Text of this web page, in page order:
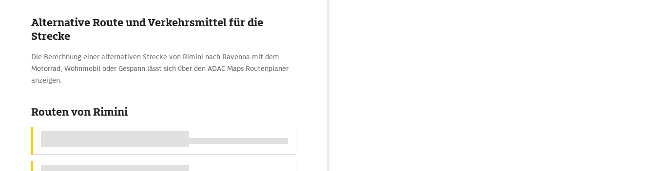
Alternative Route und Verkehrsmittel für die
Strecke
Die Berechnung einer alternativen Strecke von Rimini nach Ravenna mit dem
Motorrad, Wohnmobil oder Gespann lässt sich über den ADAC Maps Routenplaner
anzeigen.
Routen von Rimini